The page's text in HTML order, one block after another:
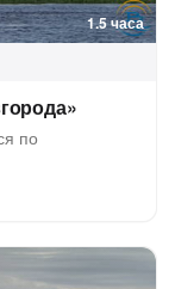
1.5 часа
по